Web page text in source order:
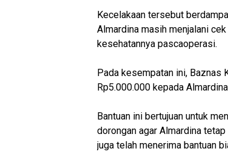
Kecelakaan tersebut
Almardina masih menjalani
kesehatannya pascaoperasi.
Pada kesempatan ini, Baznas
Rp5.000.000 kepada
Bantuan ini bertujuan untuk
dorongan agar Almardina
juga telah menerima bantuan